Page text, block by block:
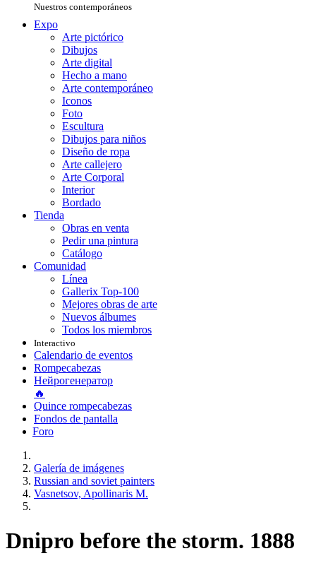
Nuestros contemporáneos
Expo
Arte pictórico
Dibujos
Arte digital
Hecho a mano
Arte contemporáneo
Iconos
Foto
Escultura
Dibujos para niños
Diseño de ropa
Arte callejero
Arte Corporal
Interior
Bordado
Tienda
Obras en venta
Pedir una pintura
Catálogo
Comunidad
Línea
Gallerix Top-100
Mejores obras de arte
Nuevos álbumes
Todos los miembros
Interactivo
Calendario de eventos
Rompecabezas
Нейрогенератор
🔥
Quince rompecabezas
Fondos de pantalla
Foro
Galería de imágenes
Russian and soviet painters
Vasnetsov, Apollinaris M.
Dnipro before the storm. 1888